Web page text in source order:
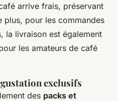
arrive frais, préservant
plus, pour les commandes
la livraison est également
les amateurs de café
exclusifs
des packs et